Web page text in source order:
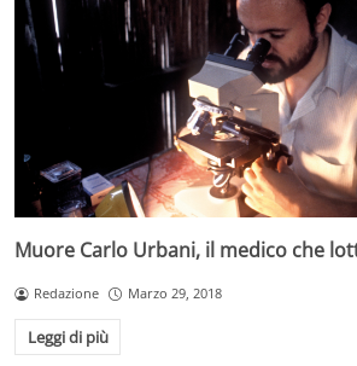
Muore Carlo Urbani, il medico che
Redazione Marzo 29, 2018
Leggi di più